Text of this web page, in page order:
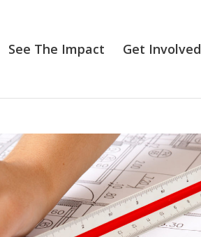
See The Impact Get Involved